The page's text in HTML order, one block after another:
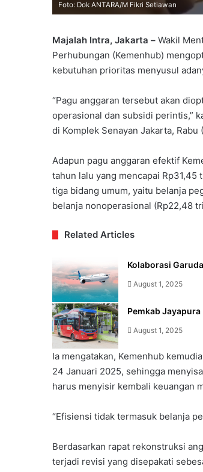
Foto: Dok ANTARA/M Fikri Setiawan
Majalah Intra, Jakarta – Wakil
Perhubungan (Kemenhub)
kebutuhan prioritas menyusul
“Pagu anggaran tersebut akan
operasional dan subsidi perintis,”
di Komplek Senayan Jakarta, Rabu
Adapun pagu anggaran efektif
tahun lalu yang mencapai
tiga bidang umum, yaitu belanja
belanja nonoperasional (Rp22,48
Related Articles
Kolaborasi
August 1, 2025
Pemkab
August 1, 2025
Ia mengatakan, Kemenhub
24 Januari 2025, sehingga
harus menyisir kembali keuangan
“Efisiensi tidak termasuk belanja
Berdasarkan rapat rekonstruksi
terjadi revisi yang disepakati